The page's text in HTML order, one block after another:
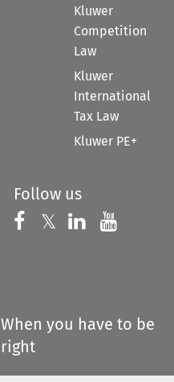
Kluwer
Competition
Law
Kluwer
International
Tax Law
Kluwer PE+
Follow us
Follow us on
𝕏 Follow us on
Follow us
When you have to be
right